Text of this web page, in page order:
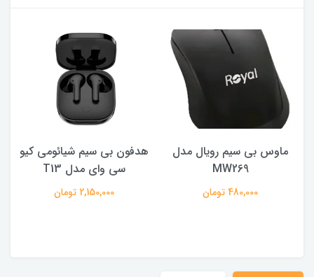
ماوس بی سیم رویال مدل
MW269
480,000 تومان
هدفون بی سیم شیائومی کیو
سی وای مدل T13
2,150,000 تومان